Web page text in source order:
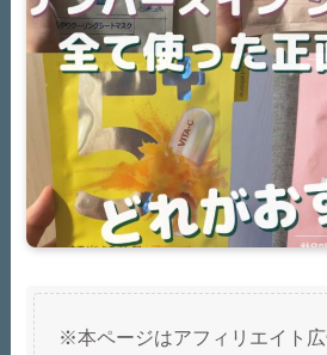
※本ページはアフィリエイト